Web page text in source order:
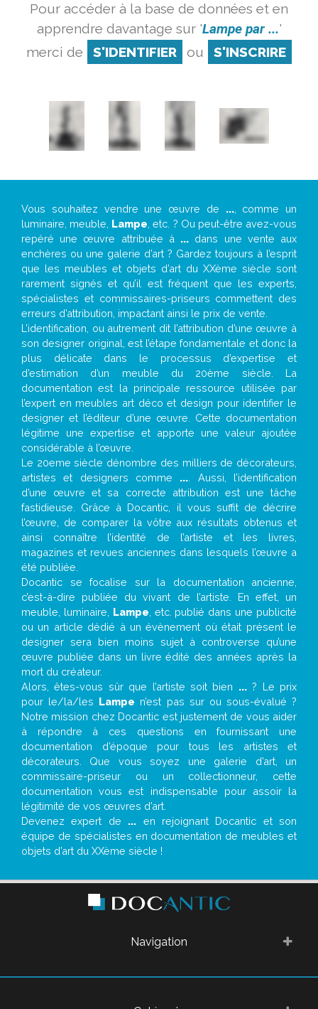
Pour accéder à la base de données et en
apprendre davantage sur 'Lampe par ...'
merci de
S'IDENTIFIER ou S'INSCRIRE
Vous souhaitez vendre une œuvre de ..., comme un
luminaire, meuble, Lampe , etc. ? Ou peut-être avez-vous
repéré une œuvre attribuée à ... dans une vente aux
enchères ou une galerie d’art ? Gardez toujours à l’esprit
que les meubles et objets d’art du XXème siècle sont
rarement signés et qu’il est fréquent que les experts,
spécialistes et commissaires-priseurs commettent des
erreurs d’attribution, impactant ainsi le prix de vente.
L’identification, ou autrement dit l’attribution d’une œuvre à
son designer original, est l’étape fondamentale et donc la
plus délicate dans le processus d’expertise et
d’estimation d’un meuble du 20ème siècle. La
documentation est la principale ressource utilisée par
l’expert en meubles art déco et design pour identifier le
designer et l’éditeur d’une œuvre. Cette documentation
légitime une expertise et apporte une valeur ajoutée
considérable à l’œuvre.
Le 20eme siècle dénombre des milliers de décorateurs,
artistes et designers comme ... . Aussi, l’identification
d’une œuvre et sa correcte attribution est une tâche
fastidieuse. Grâce à Docantic, il vous suffit de décrire
l’œuvre, de comparer la vôtre aux résultats obtenus et
ainsi connaître l’identité de l’artiste et les livres,
magazines et revues anciennes dans lesquels l’œuvre a
été publiée.
Docantic se focalise sur la documentation ancienne,
c’est-à-dire publiée du vivant de l’artiste. En effet, un
meuble, luminaire, Lampe , etc. publié dans une publicité
ou un article dédié à un évènement où était présent le
designer sera bien moins sujet à controverse qu’une
œuvre publiée dans un livre édité des années après la
mort du créateur.
Alors, êtes-vous sûr que l’artiste soit bien ...? Le prix
pour le/la/les Lampe n’est pas sur ou sous-évalué ?
Notre mission chez Docantic est justement de vous aider
à répondre à ces questions en fournissant une
documentation d’époque pour tous les artistes et
décorateurs. Que vous soyez une galerie d’art, un
commissaire-priseur ou un collectionneur, cette
documentation vous est indispensable pour assoir la
légitimité de vos œuvres d’art.
Devenez expert de ... en rejoignant Docantic et son
équipe de spécialistes en documentation de meubles et
objets d’art du XXème siècle !
Navigation